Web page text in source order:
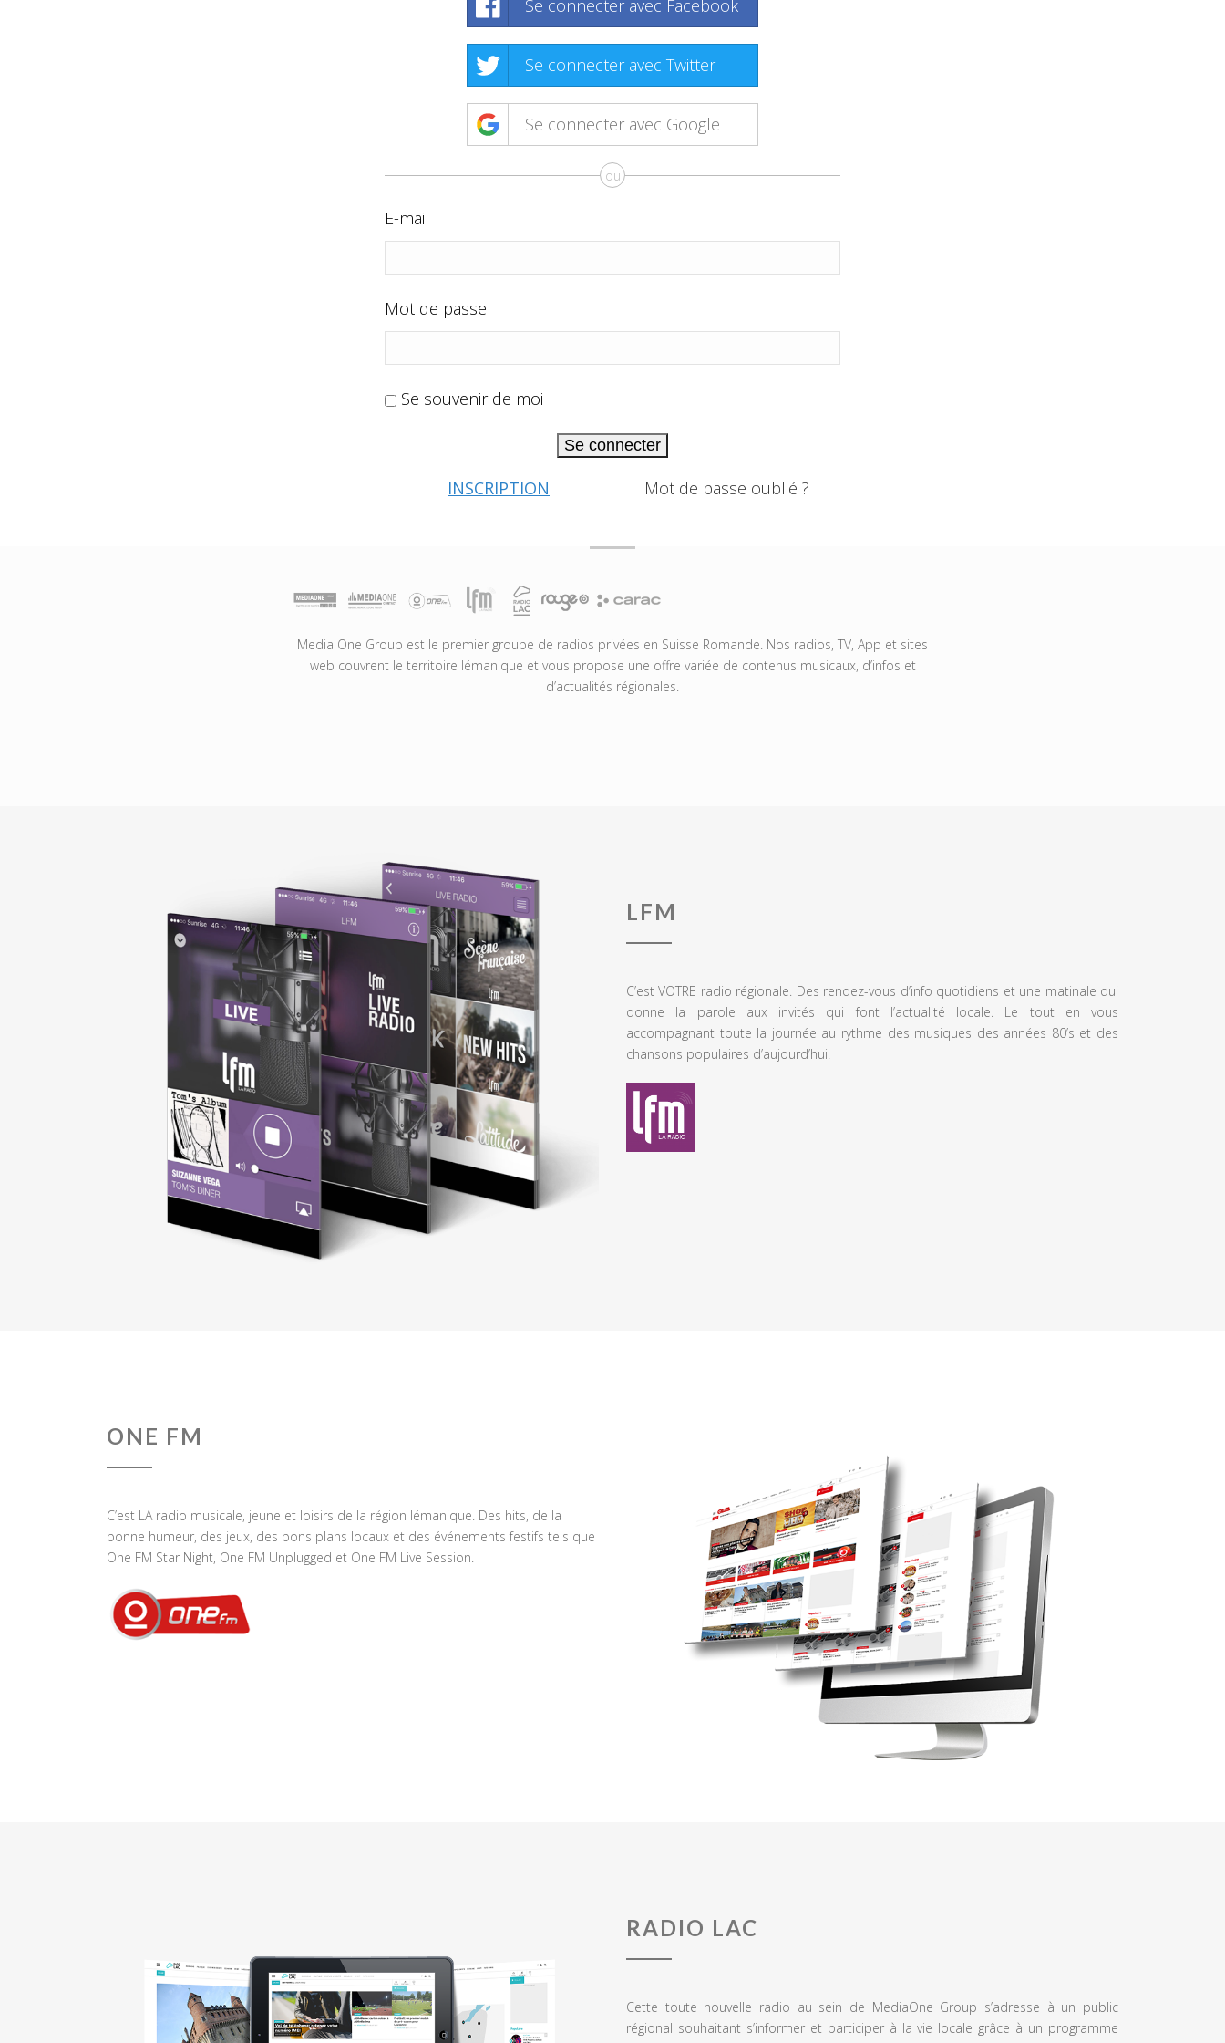
Se connecter avec Facebook
Se connecter avec Twitter
Se connecter avec Google
ou
E-mail
Mot de passe
Se souvenir de moi
Se connecter
INSCRIPTION Mot de passe oublié ?
Media One Group est le premier groupe de radios privées en Suisse Romande. Nos radios, TV, App et sites
web couvrent le territoire lémanique et vous propose une offre variée de contenus musicaux, d’infos et
d’actualités régionales.
LFM
C’est VOTRE radio régionale. Des rendez-vous d’info quotidiens et une matinale qui
donne la parole aux invités qui font l’actualité locale. Le tout en vous
accompagnant toute la journée au rythme des musiques des années 80’s et des
chansons populaires d’aujourd’hui.
ONE FM
C’est LA radio musicale, jeune et loisirs de la région lémanique. Des hits, de la
bonne humeur, des jeux, des bons plans locaux et des événements festifs tels que
One FM Star Night, One FM Unplugged et One FM Live Session.
RADIO LAC
Cette toute nouvelle radio au sein de MediaOne Group s’adresse à un public
régional souhaitant s’informer et participer à la vie locale grâce à un programme